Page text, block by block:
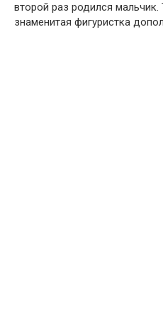
второй раз родился
знаменитая фигуристка